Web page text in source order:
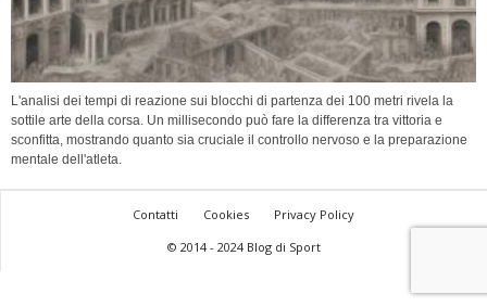
L'analisi dei tempi di reazione sui blocchi di partenza dei 100 metri rivela la
sottile arte della corsa. Un millisecondo può fare la differenza tra vittoria e
sconfitta, mostrando quanto sia cruciale il controllo nervoso e la preparazione
mentale dell'atleta.
Contatti Cookies
Privacy Policy
© 2014 - 2024 Blog di Sport